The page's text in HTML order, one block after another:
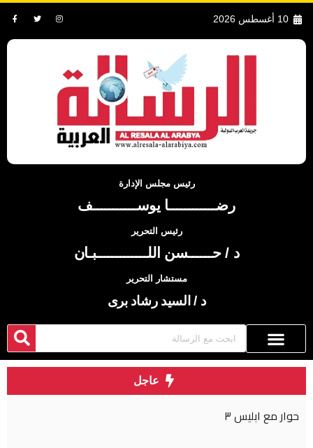
10 أغسطس 2026
رئيس مجلس الإدارة
رضــــــــــــا يوســـــــــــف
رئيس التحرير
د / حــــــسن اللـــــــــــــبـان
مستشار التحرير
د / السيد رشاد برى
عاجل
حوار مع ابليس ٣